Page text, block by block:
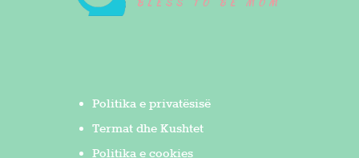
Politika e privatësisë
Termat dhe Kushtet
Politika e cookies